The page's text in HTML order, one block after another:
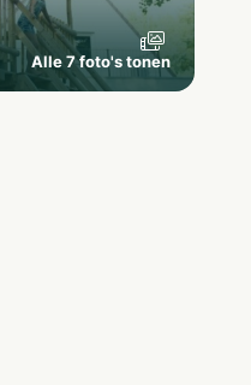
Alle 7 foto's tonen